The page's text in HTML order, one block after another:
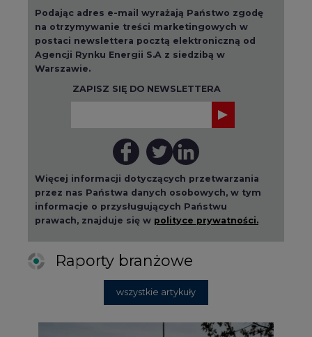
Podając adres e-mail wyrażają Państwo zgodę
na otrzymywanie treści marketingowych w
postaci newslettera pocztą elektroniczną od
Agencji Rynku Energii S.A z siedzibą w
Warszawie.
ZAPISZ SIĘ DO NEWSLETTERA
Więcej informacji dotyczących przetwarzania
przez nas Państwa danych osobowych, w tym
informacje o przysługujących Państwu
prawach, znajduje się w polityce prywatności.
Raporty branżowe
wszystkie artykuły